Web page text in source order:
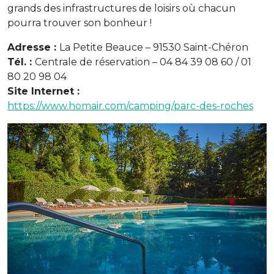
grands des infrastructures de loisirs où chacun
pourra trouver son bonheur !
Adresse : La Petite Beauce – 91530 Saint-Chéron
Tél. : Centrale de réservation – 04 84 39 08 60 / 01
80 20 98 04
Site Internet :
https://www.homair.com/camping/parc-des-roches